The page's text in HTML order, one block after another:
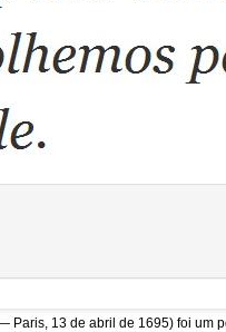
13 de abril de 1695) foi um